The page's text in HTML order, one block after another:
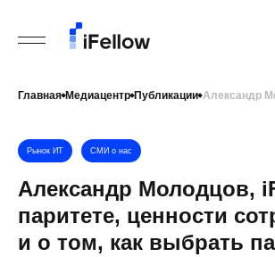
Главная Медиацентр Публикации
Александр Молодцов,
паритете, ценности
и о том, как выбрать
Рынок ИТ СМИ о нас